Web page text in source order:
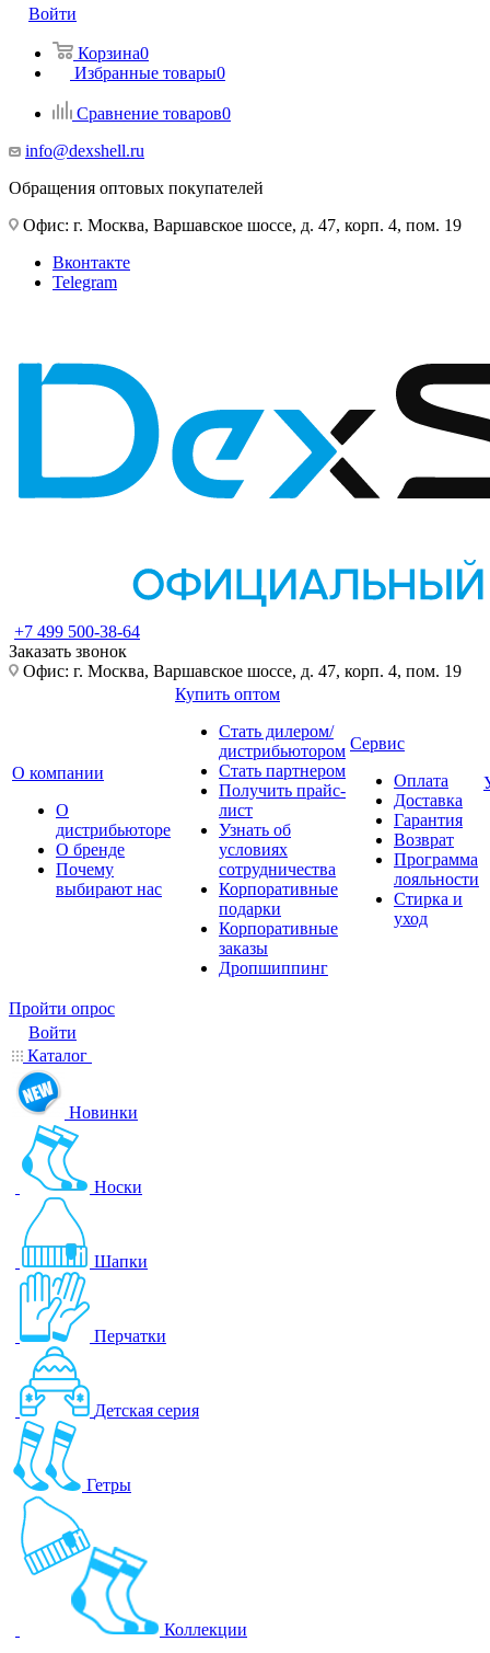
Войти
Корзина0
Избранные товары0
Сравнение товаров0
info@dexshell.ru
Обращения оптовых покупателей
Офис: г. Москва, Варшавское шоссе, д. 47, корп. 4, пом. 19
Вконтакте
Telegram
+7 499 500-38-64
Заказать звонок
Офис: г. Москва, Варшавское шоссе, д. 47, корп. 4, пом. 19
О компании
О
дистрибьюторе
О бренде
Почему
выбирают нас
Купить оптом
Стать дилером/
дистрибьютором
Стать партнером
Получить прайс-
лист
Узнать об
условиях
сотрудничества
Корпоративные
подарки
Корпоративные
заказы
Дропшиппинг
Сервис
Оплата
Доставка
Гарантия
Возврат
Программа
лояльности
Стирка и
уход
Пройти опрос
Войти
Каталог
Новинки
Носки
Шапки
Перчатки
Детская серия
Гетры
Коллекции